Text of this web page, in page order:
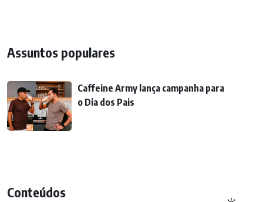
Assuntos populares
Caffeine Army lança campanha para
o Dia dos Pais
Conteúdos